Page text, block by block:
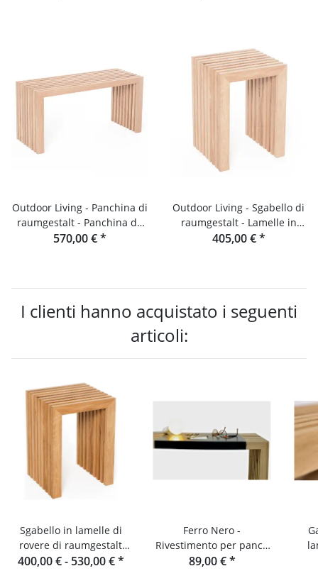
Outdoor Living - Panchina di
raumgestalt - Panchina da
giardino in legno di
570,00 €*
Outdoor Living - Sgabello di
raumgestalt - Lamelle in
douglasia
405,00 €*
I clienti hanno acquistato i seguenti
articoli:
Sgabello in lamelle di
rovere di raumgestalt
dalla Foresta Nera
400,00 € - 530,00 €*
Ferro Nero -
Rivestimento per panca
in lamelle di rovere e
89,00 €*